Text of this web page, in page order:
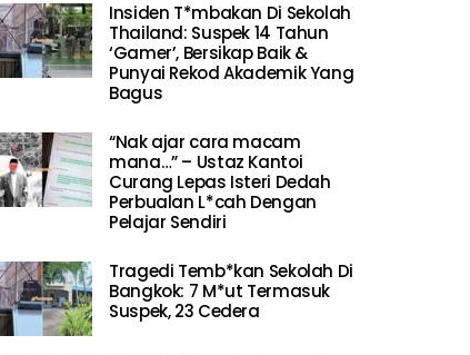
Insiden T*mbakan Di Sekolah
Thailand: Suspek 14 Tahun
‘Gamer’, Bersikap Baik &
Punyai Rekod Akademik Yang
Bagus
“Nak ajar cara macam
mana…” – Ustaz Kantoi
Curang Lepas Isteri Dedah
Perbualan L*cah Dengan
Pelajar Sendiri
Tragedi Temb*kan Sekolah Di
Bangkok: 7 M*ut Termasuk
Suspek, 23 Cedera